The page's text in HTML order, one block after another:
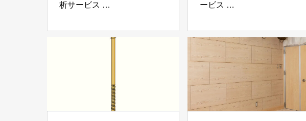
析サービス
株式会社べスター
ービス
らぶGROUP